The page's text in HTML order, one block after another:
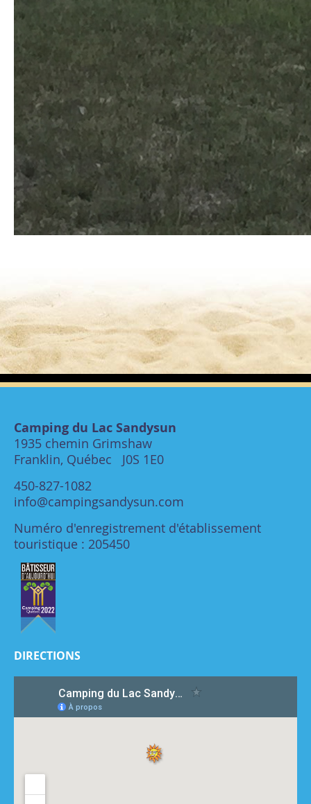
Camping du Lac Sandysun
1935 chemin Grimshaw
Franklin, Québec J0S 1E0
450-827-1082
info@campingsandysun.com
Numéro d'enregistrement d'établissement
touristique : 205450
DIRECTIONS